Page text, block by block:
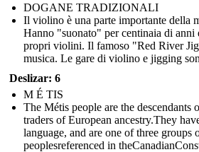
DOGANE TRADIZIONALI
Il violino è una parte importante della
Hanno "suonato" per centinaia di
propri violini. Il famoso "Red River
musica. Le gare di violino e jigging
Deslizar: 6
M É TIS
The Métis people are the
traders of European ancestry.They
language, and are one of three groups
peoplesreferenced in